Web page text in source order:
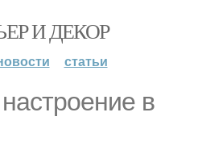
И ДЕКОР
статьи
в